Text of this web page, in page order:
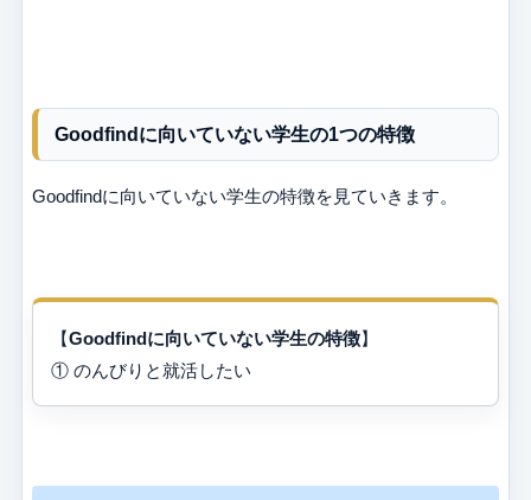
Goodfindに向いていない学生の1つの特徴
Goodfindに向いていない学生の特徴を見ていきます。
【Goodfindに向いていない学生の特徴】
① のんびりと就活したい